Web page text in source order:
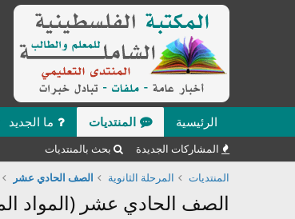
الرئيسية المنتديات ما الجديد
المشاركات الجديدة
بحث بالمنتديات
المنتديات
المرحلة الثانوية الصف الحادي عشر
الصف الحادي عشر (المواد